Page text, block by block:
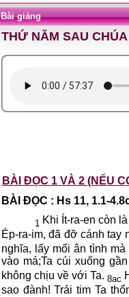
Bài giảng
BÀI ĐỌC 1 VÀ 2 (NẾU
BÀI ĐỌC : Hs 11, 1.1-
1 Khi Ít-ra-en còn
Ép-ra-im, đã đỡ cánh tay
nghĩa, lấy mối ân tình
vào má;Ta cúi xuống
không chịu về với Ta. 8ac
sao đành! Trái tim Ta